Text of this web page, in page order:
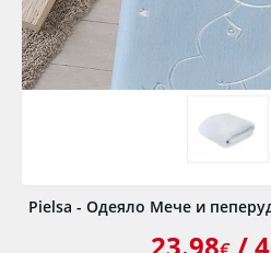
Pielsa - Одеяло Мече и